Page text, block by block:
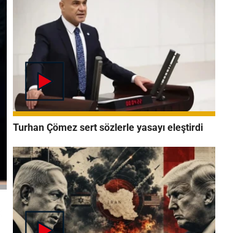
Turhan Çömez sert sözlerle yasayı eleştirdi